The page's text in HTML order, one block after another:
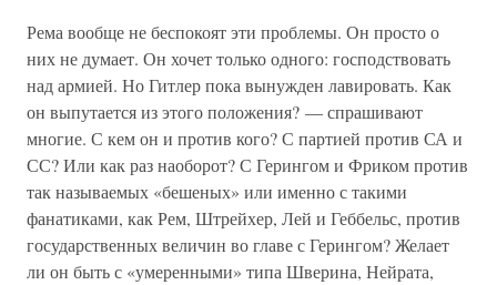
Рема вообще не беспокоят эти проблемы. Он просто о
них не думает. Он хочет только одного: господствовать
над армией. Но Гитлер пока вынужден лавировать. Как
он выпутается из этого положения? — спрашивают
многие. С кем он и против кого? С партией против СА и
СС? Или как раз наоборот? С Герингом и Фриком против
так называемых «бешеных» или именно с такими
фанатиками, как Рем, Штрейхер, Лей и Геббельс, против
государственных величин во главе с Герингом? Желает
ли он быть с «умеренными» типа Шверина, Нейрата,